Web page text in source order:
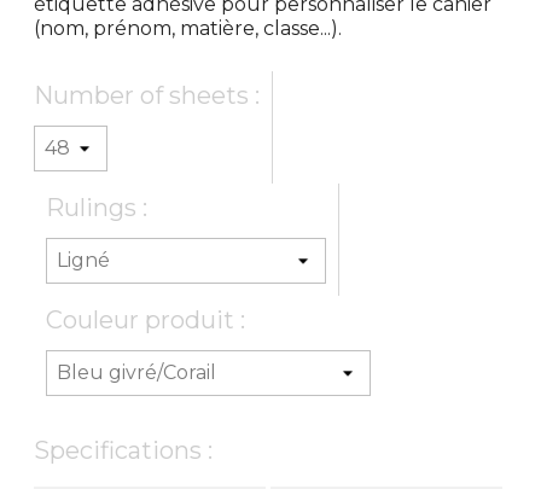
(nom, prénom, matière, classe...).
Number of sheets :
Rulings :
Couleur produit :
Specifications :